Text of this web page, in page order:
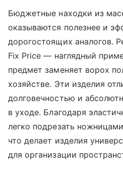
Бюджетные находки из
оказываются полезнее и
дорогостоящих аналогов.
Fix Price — наглядный
предмет заменяет ворох
хозяйстве. Эти изделия
долговечностью и
в уходе. Благодаря
легко подрезать
что делает изделия
для организации